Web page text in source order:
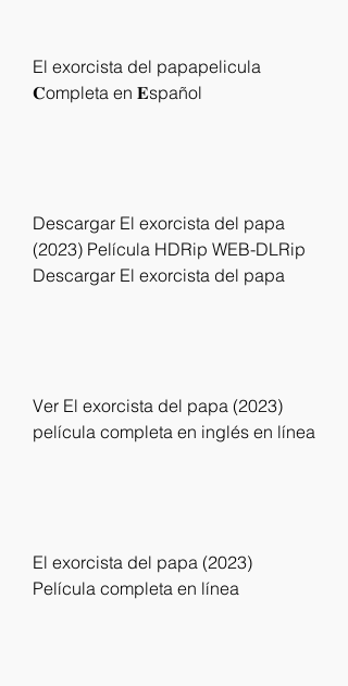
El exorcista del papapelicula
𝐂ompleta en 𝐄spañol
Descargar El exorcista del papa
(2023) Película HDRip WEB-DLRip
Descargar El exorcista del papa
Ver El exorcista del papa (2023)
película completa en inglés en línea
El exorcista del papa (2023)
Película completa en línea